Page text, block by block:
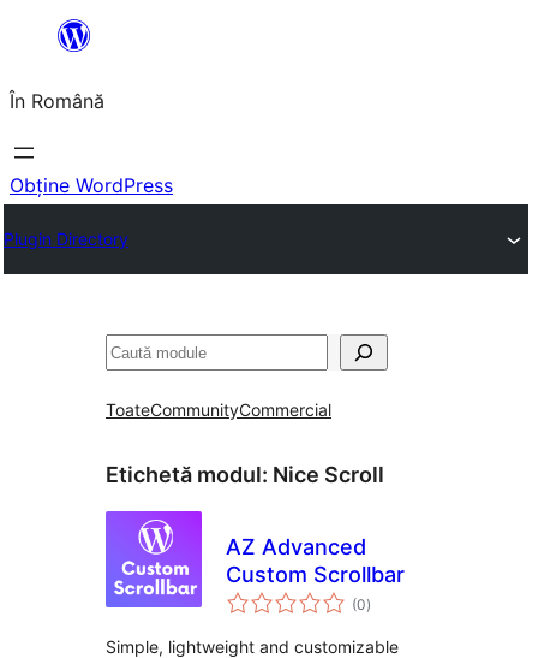
conținut
În Română
Obține WordPress
Plugin Directory
Caută
ToateCommunityCommercial
Etichetă modul: Nice Scroll
AZ Advanced
Custom Scrollbar
(0total
aprecieri
)
Simple, lightweight and customizable